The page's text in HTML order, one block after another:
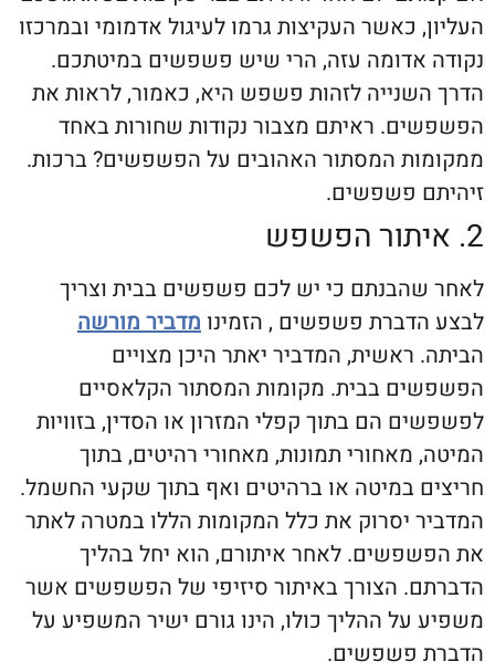
כאשר העקיצות גרמו לעיגול אדמומי ובמרכזו
עזה, הרי שיש פשפשים במיטתכם.
לזהות פשפש היא, כאמור, לראות את
ראיתם מצבור נקודות שחורות באחד
המסתור האהובים על הפשפשים? ברכות.
פשפשים.
כי יש לכם פשפשים בבית וצריך
פשפשים , הזמינו מדביר מורשה
המדביר יאתר היכן מצויים
בבית. מקומות המסתור הקלאסיים
הם בתוך קפלי המזרון או הסדין, בזוויות
תמונות, מאחורי רהיטים, בתוך
במיטה או ברהיטים ואף בתוך שקעי החשמל.
יסרוק את כלל המקומות הללו במטרה לאתר
לאחר איתורם, הוא יחל בהליך
הצורך באיתור סיזיפי של הפשפשים אשר
ההליך כולו, הינו גורם ישיר המשפיע על
פשפשים.